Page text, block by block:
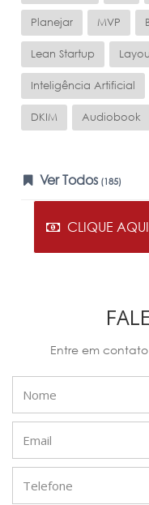
Planejar MVP
Lean Startup
Inteligência Artificial
DKIM Audiobook
Ver Todos (185)
CLIQUE
Entre em